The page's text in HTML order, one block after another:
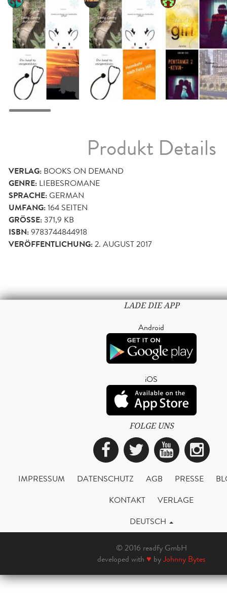
Produkt Details
VERLAG: BOOKS ON DEMAND
GENRE: LIEBESROMANE
SPRACHE:GERMAN
UMFANG:164 SEITEN
GRÖSSE: 371,9 KB
ISBN:9783744844918
VERÖFFENTLICHUNG:2. AUGUST 2017
LADE DIE APP
Android
iOS
FOLGE UNS
Facebook
Twitter
IMPRESSUM DATENSCHUTZ AGB PRESSE
KONTAKT
VERLAGE
DEUTSCH
© 2016 readfy GmbH
developed with ♥ byJohnny Bytes